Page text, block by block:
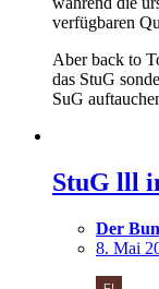
verfügbaren
Aber back to
das StuG
SuG
StuG lll
Der
8. Mai